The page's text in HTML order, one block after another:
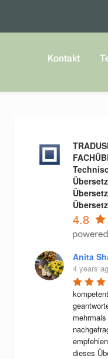
Kontakt
4.8
Anita
4 years
dieses